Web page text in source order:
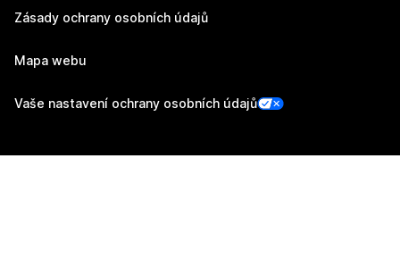
Zásady ochrany osobních údajů
Mapa webu
Vaše nastavení ochrany osobních údajů